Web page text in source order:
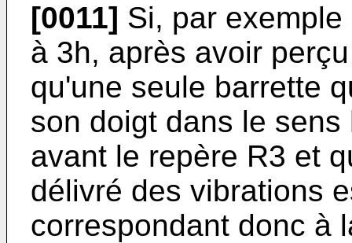
[0011] Si, par
à 3h, après avoir
qu'une seule barrette
son doigt dans le
avant le repère R3 et
délivré des vibrations
correspondant donc à